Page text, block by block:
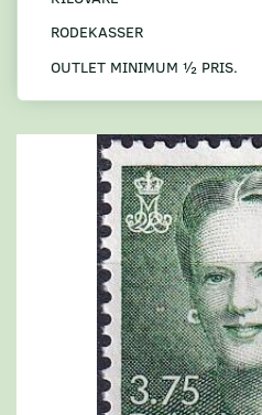
RODEKASSER
OUTLET MINIMUM ½ PRIS.